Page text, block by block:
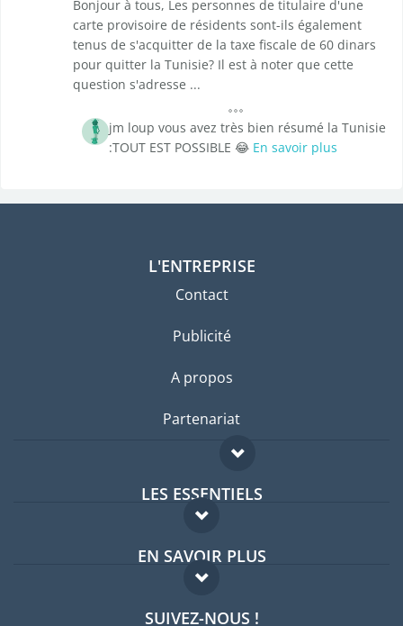
Bonjour à tous, Les personnes de titulaire d'une
carte provisoire de résidents sont-ils également
tenus de s'acquitter de la taxe fiscale de 60 dinars
pour quitter la Tunisie? Il est à noter que cette
question s'adresse ...
jm loup vous avez très bien résumé la Tunisie
:TOUT EST POSSIBLE 😂 En savoir plus
L'ENTREPRISE
Contact
Publicité
A propos
Partenariat
LES ESSENTIELS
Forum expatriés
Guides pays
EN SAVOIR PLUS
FAQ
SUIVEZ-NOUS !